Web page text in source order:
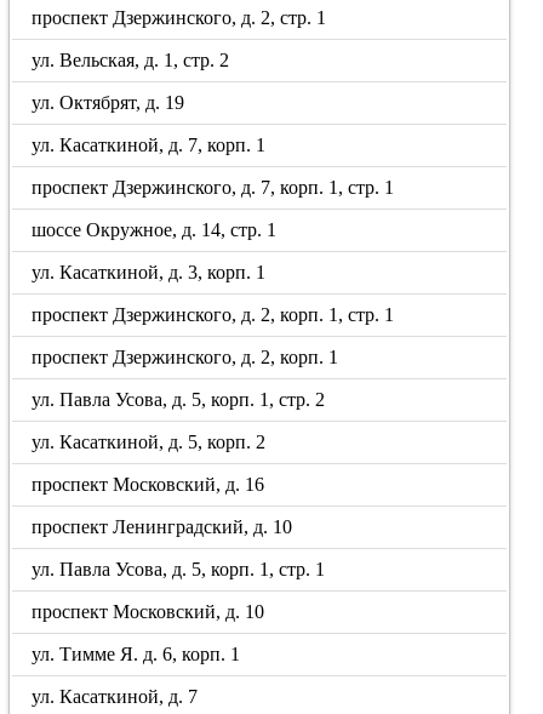
проспект Дзержинского, д. 2, стр. 1
ул. Вельская, д. 1, стр. 2
ул. Октябрят, д. 19
ул. Касаткиной, д. 7, корп. 1
проспект Дзержинского, д. 7, корп. 1, стр. 1
шоссе Окружное, д. 14, стр. 1
ул. Касаткиной, д. 3, корп. 1
проспект Дзержинского, д. 2, корп. 1, стр. 1
проспект Дзержинского, д. 2, корп. 1
ул. Павла Усова, д. 5, корп. 1, стр. 2
ул. Касаткиной, д. 5, корп. 2
проспект Московский, д. 16
проспект Ленинградский, д. 10
ул. Павла Усова, д. 5, корп. 1, стр. 1
проспект Московский, д. 10
ул. Тимме Я. д. 6, корп. 1
ул. Касаткиной, д. 7